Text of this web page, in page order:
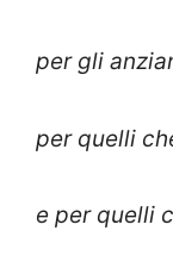
per gli
per quelli
e per quelli